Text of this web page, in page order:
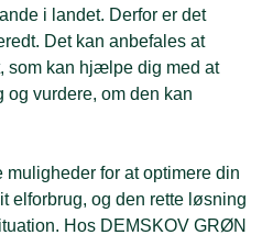
i landet. Derfor er det
Det kan anbefales at
som kan hjælpe dig med at
vurdere, om den kan
for at optimere din
elforbrug, og den rette løsning
Hos DEMSKOV GRØN